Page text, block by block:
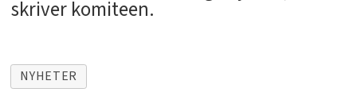
skriver komiteen.
NYHETER